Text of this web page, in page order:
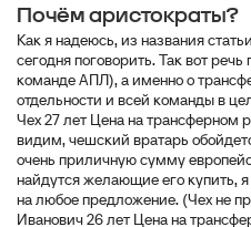
Почём аристократы?
Как я надеюсь, из названия
сегодня поговорить. Так вот
команде АПЛ), а именно о
отдельности и всей команды в
Чех 27 лет Цена на
видим, чешский вратарь
очень приличную сумму
найдутся желающие его купить,
на любое предложение. (Чех не
Иванович 26 лет Цена на